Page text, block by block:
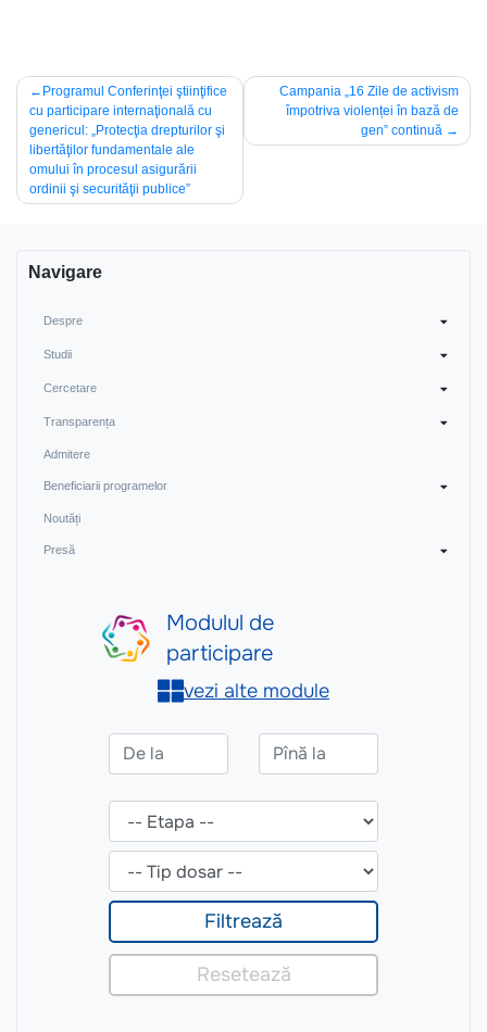
Navigare
în
articole
Programul Conferinţei ştiinţifice
cu participare internaţională cu
genericul: „Protecţia drepturilor şi
libertăţilor fundamentale ale
omului în procesul asigurării
ordinii şi securităţii publice”
Campania „16 Zile de activism
împotriva violenței în bază de
gen” continuă
Navigare
Despre
Studii
Cercetare
Transparența
Admitere
Beneficiarii programelor
Noutăți
Presă